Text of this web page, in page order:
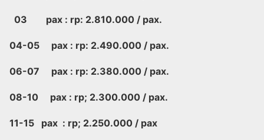
03 pax : rp: 2.810.000 / pax.
04-05 pax : rp: 2.490.000 / pax.
06-07 pax : rp: 2.380.000 / pax.
08-10 pax : rp; 2.300.000 / pax.
11-15 pax : rp; 2.250.000 / pax